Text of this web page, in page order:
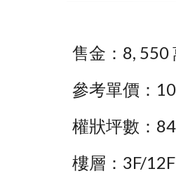
售金：8, 550
參考單價：
權狀坪數：
樓層：3F/12F